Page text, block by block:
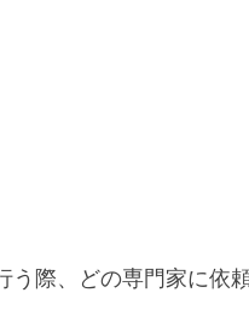
う際、どの専門家に依